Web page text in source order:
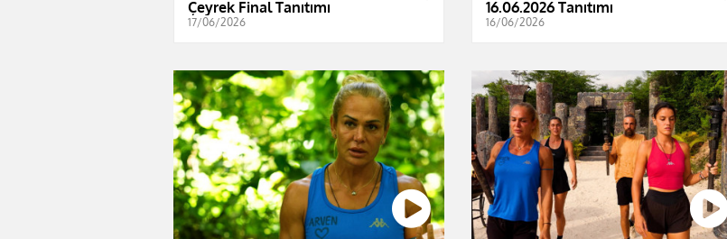
Çeyrek Final Tanıtımı
17/06/2026
16.06.2026 Tanıtımı
16/06/2026